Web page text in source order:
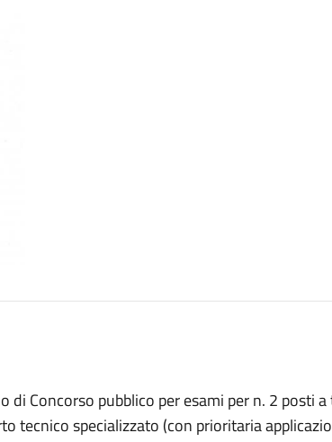
Concorso pubblico per esami per n. 2 posti
tecnico specializzato (con prioritaria